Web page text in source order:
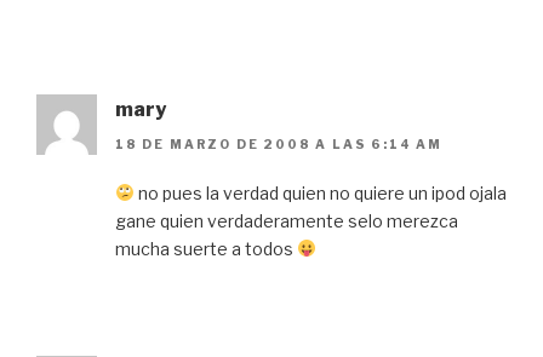
mary
18 DE MARZO DE 2008 A LAS 6:14 AM
no pues la verdad quien no quiere un ipod ojala
gane quien verdaderamente selo merezca
mucha suerte a todos